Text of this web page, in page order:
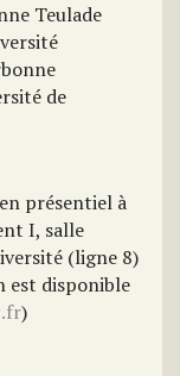
Teulade
de
présentiel à
I, salle
(ligne 8)
est disponible
)